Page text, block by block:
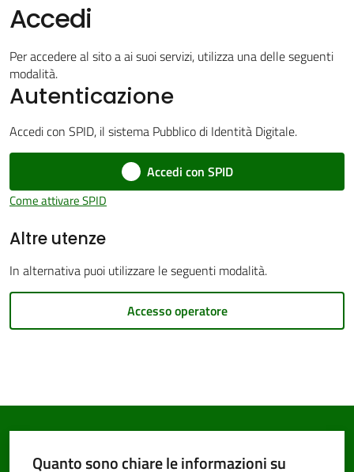
Servizi
Vivere
Servizi
on-
Seguici
Accedi
Per accedere al sito a ai suoi servizi, utilizza una delle seguenti
modalità.
Autenticazione
Accedi con SPID, il sistema Pubblico di Identità Digitale.
Accedi con SPID
Come attivare SPID
Altre utenze
In alternativa puoi utilizzare le seguenti modalità.
Accesso operatore
Quanto sono chiare le informazioni su